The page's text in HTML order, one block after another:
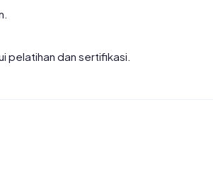
pelatihan dan sertifikasi.